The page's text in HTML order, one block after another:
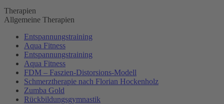
Therapien
Allgemeine Therapien
Entspannungstraining
Aqua Fitness
Entspannungstraining
Aqua Fitness
FDM – Faszien-Distorsions-Modell
Schmerztherapie nach Florian Hockenholz
Zumba Gold
Rückbildungsgymnastik